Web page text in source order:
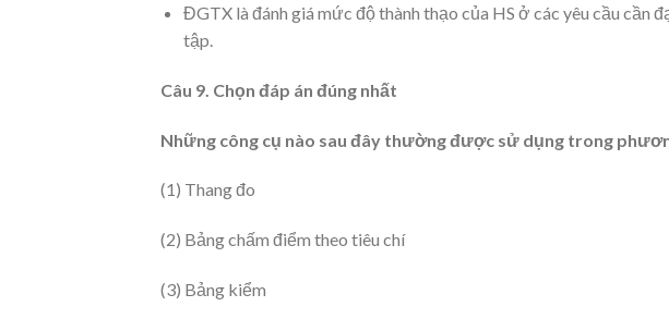
ĐGTX là đánh giá mức độ thành thạo của HS ở các yêu cầu cần
tập.
Câu 9. Chọn đáp án đúng nhất
Những công cụ nào sau đây thường được sử dụng trong
(1) Thang đo
(2) Bảng chấm điểm theo tiêu chí
(3) Bảng kiểm